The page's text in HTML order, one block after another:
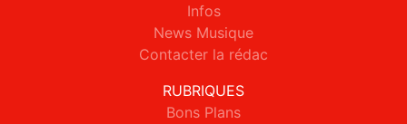
Infos
News Musique
Contacter la rédac
RUBRIQUES
Bons Plans